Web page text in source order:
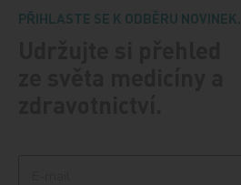
PŘIHLASTE SE K ODBĚRU NOVINEK.